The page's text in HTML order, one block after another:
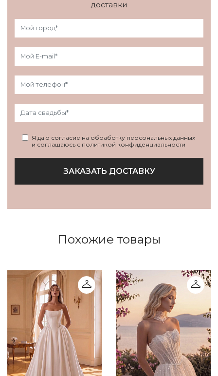
доставки
Я даю согласие на обработку персональных данных
и соглашаюсь с политикой конфиденциальности
ЗАКАЗАТЬ ДОСТАВКУ
Похожие товары